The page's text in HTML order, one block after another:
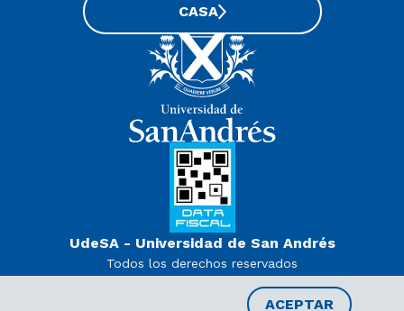
ACEPTAR
UdeSA - Universidad de San Andrés
Todos los derechos reservados
Decreto PEN 978/07
CASA